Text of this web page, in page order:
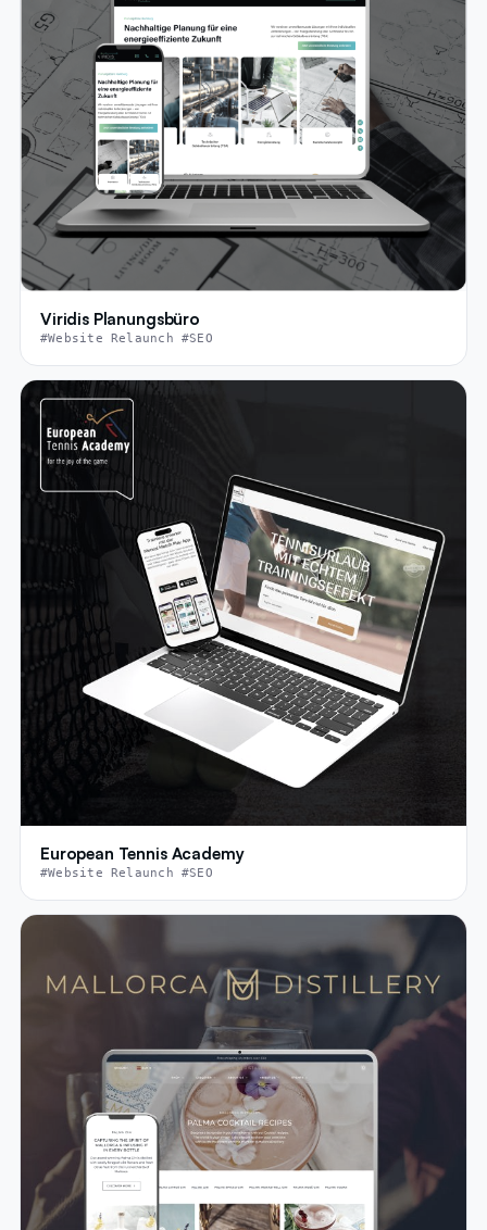
Viridis Planungsbüro
#Website Relaunch #SEO
European Tennis Academy
#Website Relaunch #SEO